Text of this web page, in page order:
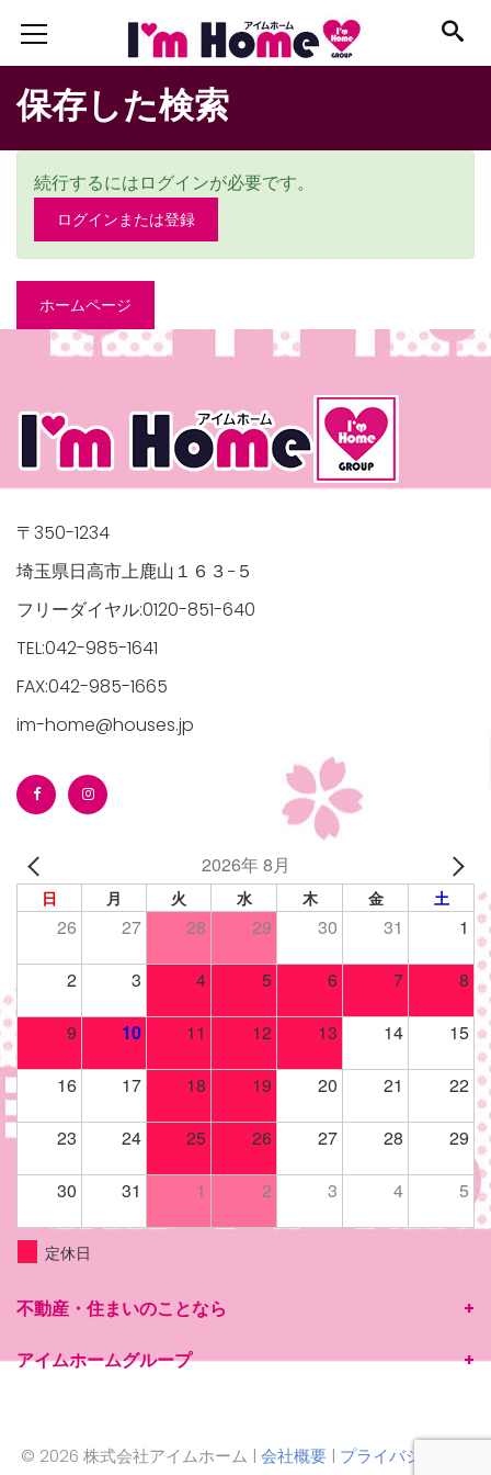
保存した検索
続行するにはログインが必要です。
ログインまたは登録
ホームページ
〒350-1234
埼玉県日高市上鹿山１６３−５
フリーダイヤル:0120-851-640
TEL:042-985-1641
FAX:042-985-1665
im-home@houses.jp
2026年 8月
日 月 火 水 木 金 土
26 27 28 29 30 31 1
2 3 4 5 6 7 8
9 10 11 12 13 14 15
16 17 18 19 20 21 22
23 24 25 26 27 28 29
30 31 1 2 3 4 5
定休日
不動産・住まいのことなら
アイムホームグループ
© 2026 株式会社アイムホーム | 会社概要| プライバシーポリ